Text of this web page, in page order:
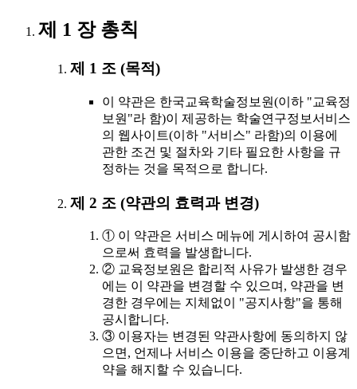
제 1 장 총칙
제 1 조 (목적)
이 약관은 한국교육학술정보원(이하 "교육정
보원"라 함)이 제공하는 학술연구정보서비스
의 웹사이트(이하 "서비스" 라함)의 이용에
관한 조건 및 절차와 기타 필요한 사항을 규
정하는 것을 목적으로 합니다.
제 2 조 (약관의 효력과 변경)
① 이 약관은 서비스 메뉴에 게시하여 공시함
으로써 효력을 발생합니다.
② 교육정보원은 합리적 사유가 발생한 경우
에는 이 약관을 변경할 수 있으며, 약관을 변
경한 경우에는 지체없이 "공지사항"을 통해
공시합니다.
③ 이용자는 변경된 약관사항에 동의하지 않
으면, 언제나 서비스 이용을 중단하고 이용계
약을 해지할 수 있습니다.